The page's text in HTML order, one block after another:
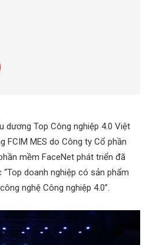
dương Top Công nghiệp 4.0 Việt
FCIM MES do Công ty Cổ phần
mềm FaceNet phát triển đã
doanh nghiệp có sản phẩm
nghệ Công nghiệp 4.0”.